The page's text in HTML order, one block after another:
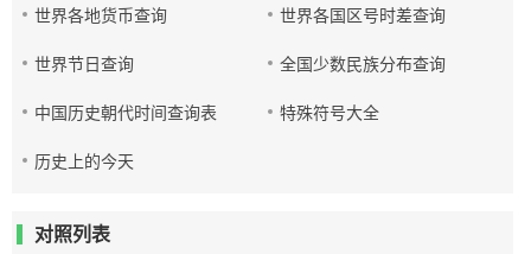
世界各地货币查询 世界各国区号时差查询
世界节日查询 全国少数民族分布查询
中国历史朝代时间查询表 特殊符号大全
历史上的今天
对照列表